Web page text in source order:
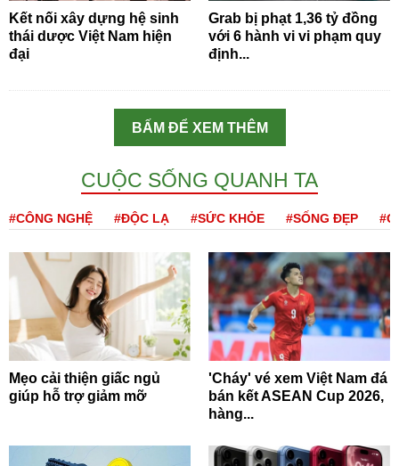
Kết nối xây dựng hệ sinh
thái dược Việt Nam hiện
đại
Grab bị phạt 1,36 tỷ đồng
với 6 hành vi vi phạm quy
định...
BẤM ĐỂ XEM THÊM
CUỘC SỐNG QUANH TA
#CÔNG NGHỆ #ĐỘC LẠ #SỨC KHỎE #SỐNG ĐẸP
Mẹo cải thiện giấc ngủ
giúp hỗ trợ giảm mỡ
'Cháy' vé xem Việt Nam đá
bán kết ASEAN Cup 2026,
hàng...